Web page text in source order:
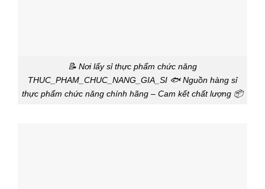
📝 Nơi lấy sỉ thực phẩm chức năng
THUC_PHAM_CHUC_NANG_GIA_SI 🐟 Nguồn hàng sỉ
thực phẩm chức năng chính hãng – Cam kết chất lượng 📦